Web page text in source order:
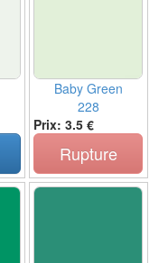
Baby Green
228
Prix: 3.5 €
Rupture